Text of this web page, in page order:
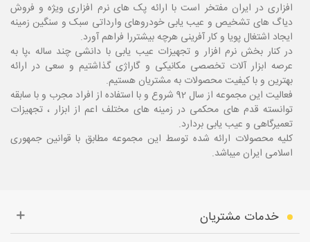
افزاری در ایران مفتخر است با ارائه پک های نرم افزاری ویژه و فروش
دیاگ های تشخیص و عیب یابی خودروهای وارداتی سبک و سنگین زمینه
ایجاد اشتغال پویا و کار آفرینی هرچه بیشتررا فراهم آورد.
در کنار بخش نرم افزار و تجهیزات عیب یابی با دانشی چند ساله ،پا به
عرصه ابزار آلات تخصصی مکانیکی و گاراژی گذاشتیم و سعی در ارائه
بهترین و با کیفیت محصولات به مشتریان هستیم.
فعالیت این مجموعه از سال 92 شروع و با استفاده از افراد مجرب و با سابقه
توانسته قدم های محکمی در زمینه های مختلف اعم از ابزار ، تجهیزات
تعمیرگاهی و عیب یابی بردارد.
کلیه محصولات ارائه شده توسط این مجموعه مطابق با قوانین جمهوری
اسلامی ایران میباشد.
خدمات مشتریان